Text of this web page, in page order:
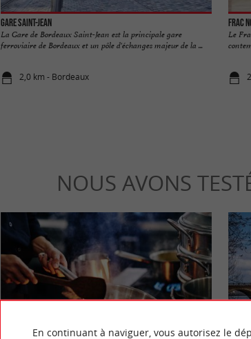
Gare Saint-Jean
La Gare de Bordeaux Saint-Jean est la principale gare
ferroviaire de Bordeaux et un pôle d'échanges majeur de la ...
2,0 km - Bordeaux
Frac
Le
NOUS AVONS
En continuant à naviguer, vous autorisez le